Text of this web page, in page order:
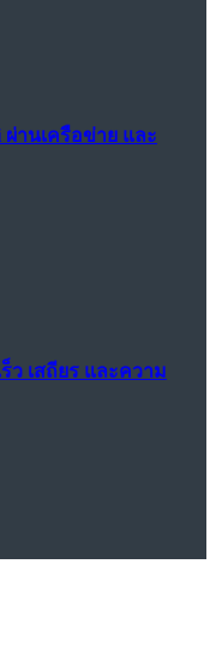
านเครือข่าย และ
ว เสถียร และความ